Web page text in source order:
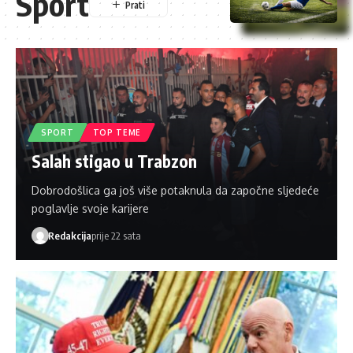
SPORT TOP TEME
Salah stigao u Trabzon
Dobrodošlica ga još više potaknula da započne sljedeće
poglavlje svoje karijere
Redakcijaprije 22 sata